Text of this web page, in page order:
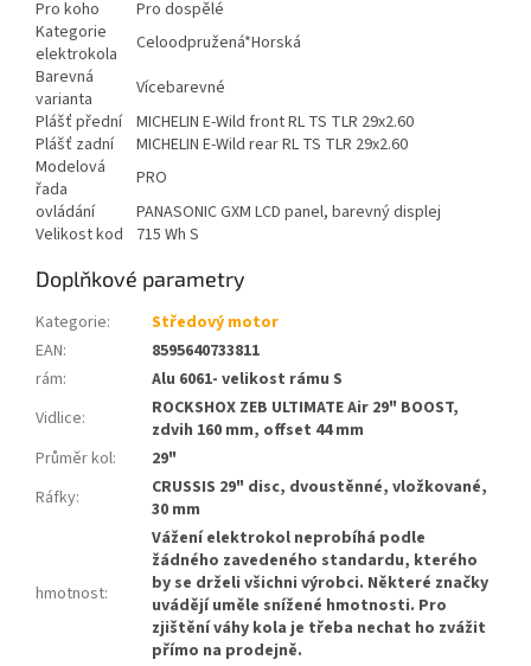
Pro koho
Pro dospělé
Kategorie
elektrokola
Celoodpružená*Horská
Barevná
varianta
Vícebarevné
Plášť přední MICHELIN E-Wild front RL TS TLR 29x2.60
Plášť zadní
MICHELIN E-Wild rear RL TS TLR 29x2.60
Modelová
řada
PRO
ovládání
PANASONIC GXM LCD panel, barevný displej
Velikost kod
715 Wh S
Doplňkové parametry
Kategorie:
Středový motor
EAN:
8595640733811
rám:
Alu 6061- velikost rámu S
Vidlice:
ROCKSHOX ZEB ULTIMATE Air 29" BOOST,
zdvih 160 mm, offset 44 mm
Průměr kol:
29"
Ráfky:
CRUSSIS 29" disc, dvoustěnné, vložkované,
30 mm
hmotnost:
Vážení elektrokol neprobíhá podle
žádného zavedeného standardu, kterého
by se drželi všichni výrobci. Některé značky
uvádějí uměle snížené hmotnosti. Pro
zjištění váhy kola je třeba nechat ho zvážit
přímo na prodejně.